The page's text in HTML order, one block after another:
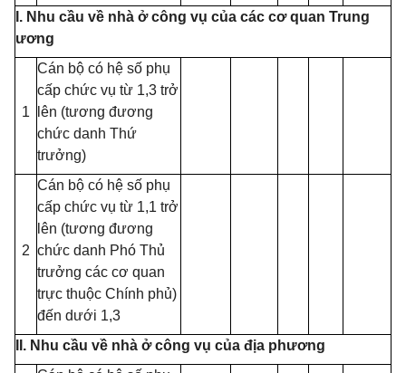
I. Nhu cầu về nhà ở công vụ của các cơ quan Trung
ương
1
Cán bộ có hệ số phụ
cấp chức vụ từ 1,3 trở
lên (tương đương
chức danh Thứ
trưởng)
2
Cán bộ có hệ số phụ
cấp chức vụ từ 1,1 trở
lên (tương đương
chức danh Phó Thủ
trưởng các cơ quan
trực thuộc Chính phủ)
đến dưới 1,3
II. Nhu cầu về nhà ở công vụ của địa phương